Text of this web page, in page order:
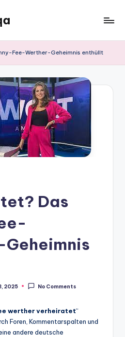
Fee-Werther-Geheimnis enthüllt
Das
2025 No Comments
werther verheiratet“
Foren, Kommentarspalten und
andere deutsche